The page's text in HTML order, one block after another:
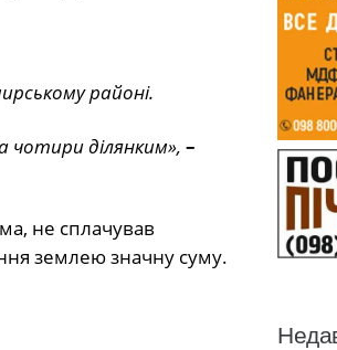
районі.
чотири ділянким», –
не сплачував
землею значну суму.